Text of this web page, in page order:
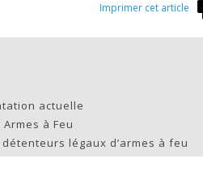
Imprimer cet article
actuelle
à Feu
légaux d’armes à feu